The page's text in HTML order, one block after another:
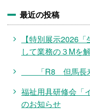
最近の投稿
【特別展示2026
して業務の３Mを
「R8 但馬長寿
福祉用具研修会「
のお知らせ